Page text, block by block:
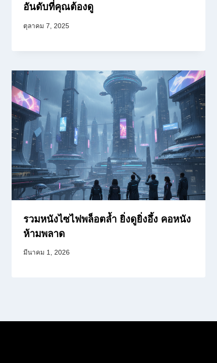
อันดับที่คุณต้องดู
ตุลาคม 7, 2025
รวมหนังไซไฟพล็อตล้ำ ยิ่งดูยิ่งอึ้ง คอหนัง
ห้ามพลาด
มีนาคม 1, 2026